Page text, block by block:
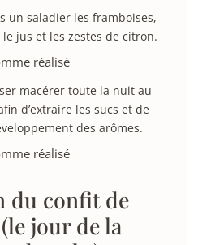
un saladier les framboises,
jus et les zestes de citron.
réalisé
macérer toute la nuit au
d’extraire les sucs et de
des arômes.
réalisé
du confit de
jour de la